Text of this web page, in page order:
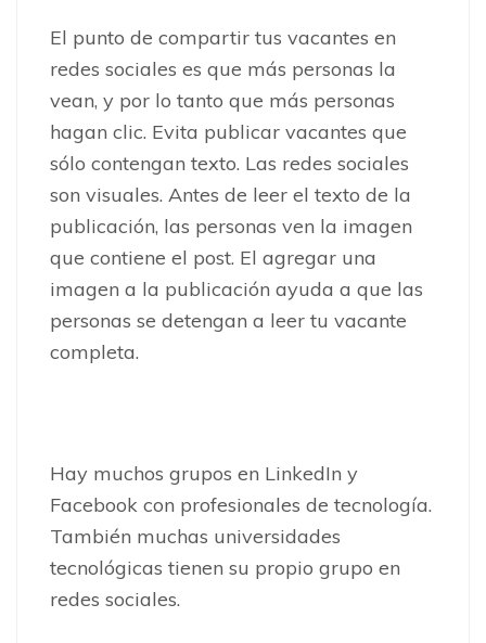
El punto de compartir tus vacantes en
redes sociales es que más personas la
vean, y por lo tanto que más personas
hagan clic. Evita publicar vacantes que
sólo contengan texto. Las redes sociales
son visuales. Antes de leer el texto de la
publicación, las personas ven la imagen
que contiene el post. El agregar una
imagen a la publicación ayuda a que las
personas se detengan a leer tu vacante
completa.
Hay muchos grupos en LinkedIn y
Facebook con profesionales de tecnología.
También muchas universidades
tecnológicas tienen su propio grupo en
redes sociales.